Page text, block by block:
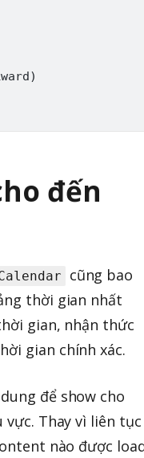
)
đến
cũng bao
thời gian nhất
gian, nhận thức
gian chính xác.
để show cho
Thay vì liên tục
nào được